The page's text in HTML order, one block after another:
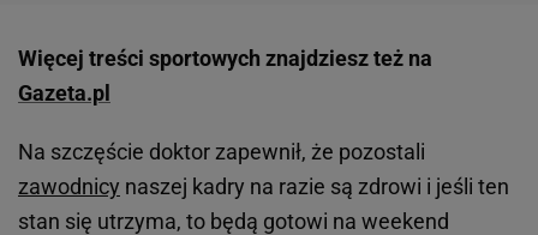
Więcej treści sportowych znajdziesz też na
Gazeta.pl
Na szczęście doktor zapewnił, że pozostali
zawodnicy naszej kadry na razie są zdrowi i jeśli ten
stan się utrzyma, to będą gotowi na weekend